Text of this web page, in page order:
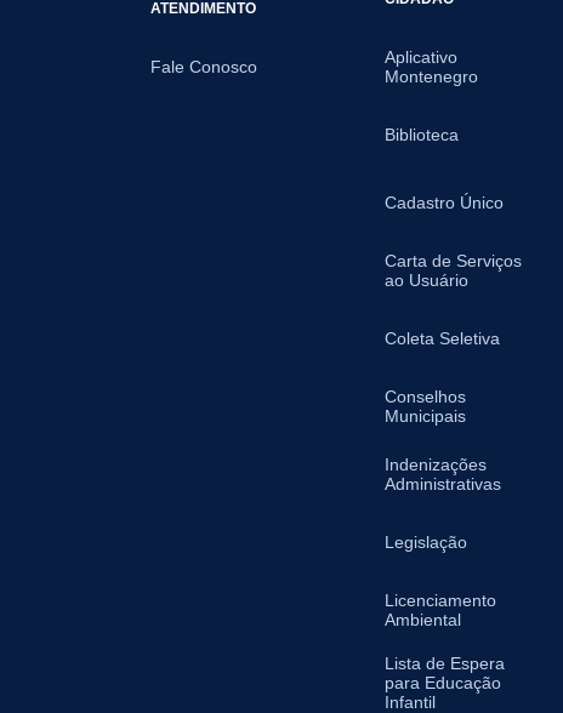
ATENDIMENTO
Fale Conosco
Aplicativo
Montenegro
Biblioteca
Cadastro Único
Carta de Serviços
ao Usuário
Coleta Seletiva
Conselhos
Municipais
Indenizações
Administrativas
Legislação
Licenciamento
Ambiental
Lista de Espera
para Educação
Infantil